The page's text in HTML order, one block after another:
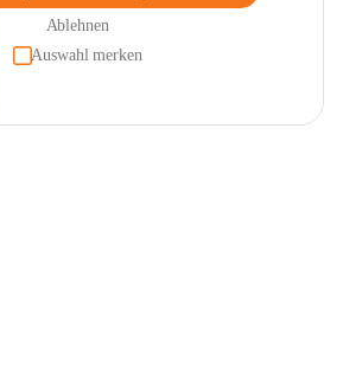
Ablehnen
Auswahl merken